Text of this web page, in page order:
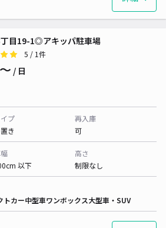
目19-1◎アキッパ駐車場
5 / 1件
/ 日
プ
き
再入庫
可
以下
高さ
制限なし
トカー中型車ワンボックス大型車・SUV